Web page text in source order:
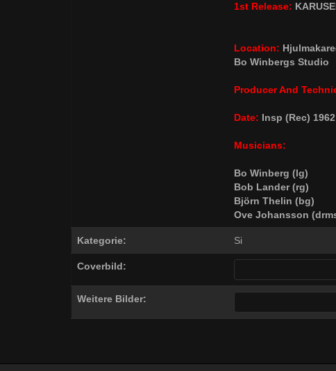
1st Release:
Location:
Bo Winbergs Studio
Producer And
Date: Insp (Rec)
Musicians:
Bo Winberg (lg)
Bob Lander (rg)
Björn Thelin (bg)
Ove Johansson
Kategorie: Si
Coverbild:
Weitere Bilder: